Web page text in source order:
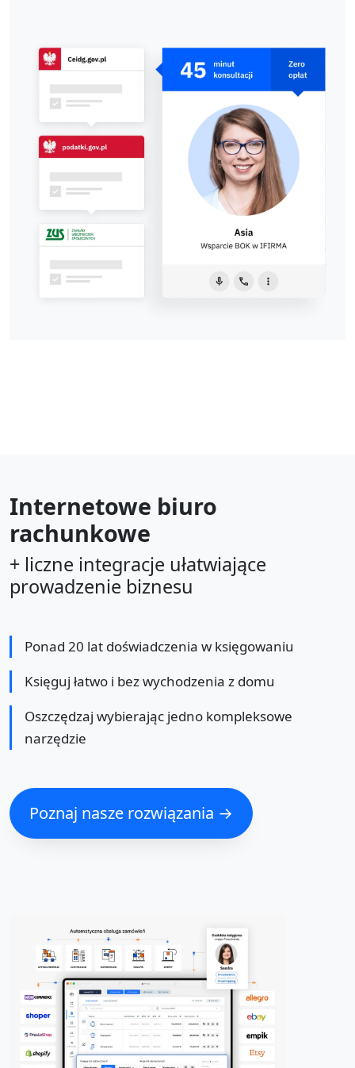
Internetowe biuro
rachunkowe
+ liczne integracje ułatwiające
prowadzenie biznesu
Ponad 20 lat doświadczenia w księgowaniu
Księguj łatwo i bez wychodzenia z domu
Oszczędzaj wybierając jedno kompleksowe
narzędzie
Poznaj nasze rozwiązania →